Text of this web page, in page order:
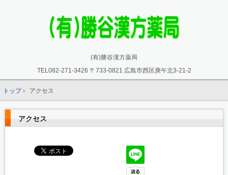
(有)勝谷漢方薬局
TEL082-271-3426 〒733-0821 広島市西区庚午北3-21-2
トップ› アクセス
アクセス